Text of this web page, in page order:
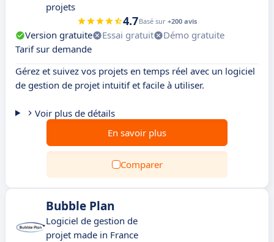
projets
4.7Basé sur +200 avis
Version gratuite Essai gratuit
Démo gratuite
Tarif sur demande
Gérez et suivez vos projets en temps réel avec un logiciel
de gestion de projet intuitif et facile à utiliser.
Voir plus de détails
En savoir plus
Comparer
Bubble Plan
Logiciel de gestion de
projet made in France